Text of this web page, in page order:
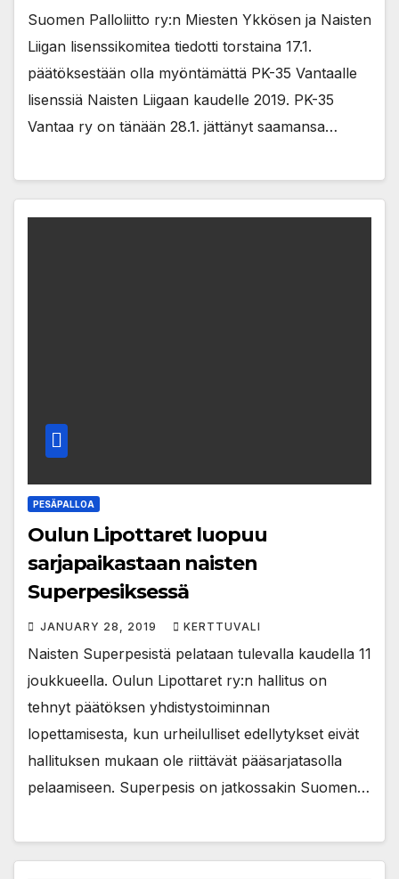
Suomen Palloliitto ry:n Miesten Ykkösen ja Naisten
Liigan lisenssikomitea tiedotti torstaina 17.1.
päätöksestään olla myöntämättä PK-35 Vantaalle
lisenssiä Naisten Liigaan kaudelle 2019. PK-35
Vantaa ry on tänään 28.1. jättänyt saamansa…
PESÄPALLOA
Oulun Lipottaret luopuu
sarjapaikastaan naisten
Superpesiksessä
JANUARY 28, 2019 KERTTUVALI
Naisten Superpesistä pelataan tulevalla kaudella 11
joukkueella. Oulun Lipottaret ry:n hallitus on
tehnyt päätöksen yhdistystoiminnan
lopettamisesta, kun urheilulliset edellytykset eivät
hallituksen mukaan ole riittävät pääsarjatasolla
pelaamiseen. Superpesis on jatkossakin Suomen…